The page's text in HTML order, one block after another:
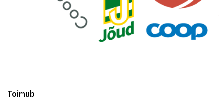
Toimub